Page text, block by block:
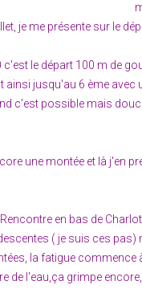
je me présente sur le
c'est le départ 100 m de
ainsi jusqu'au 6 ème avec
c'est possible mais
une montée et là j'en
Rencontre en bas de
( je suis ces pas)
la fatigue commence
de l'eau,ça grimpe